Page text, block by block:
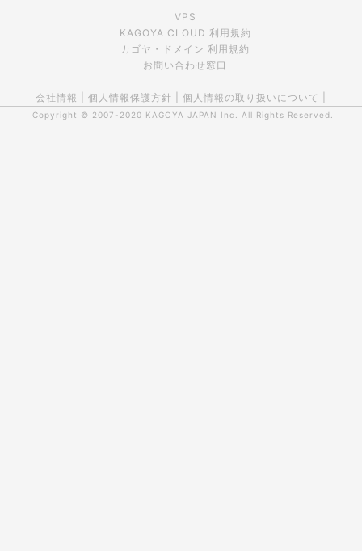
VPS
KAGOYA CLOUD 利用規約
カゴヤ・ドメイン 利用規約
お問い合わせ窓口
会社情報 個人情報保護方針 個人情報の取り扱いについて
Copyright © 2007-2020 KAGOYA JAPAN Inc. All Rights Reserved.